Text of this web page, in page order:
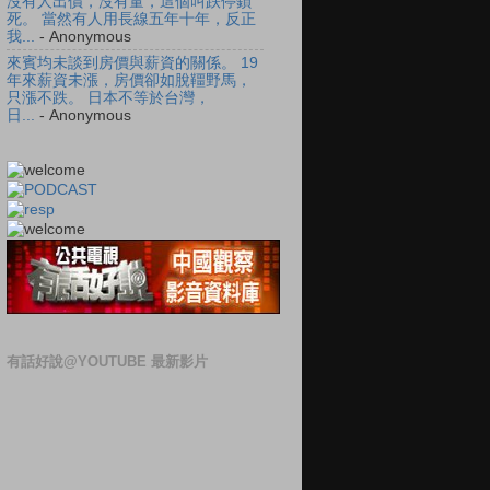
死。 當然有人用長線五年十年，反正
我...
- Anonymous
來賓均未談到房價與薪資的關係。 19
年來薪資未漲，房價卻如脫韁野馬，
只漲不跌。 日本不等於台灣，
日...
- Anonymous
有話好說@YOUTUBE 最新影片